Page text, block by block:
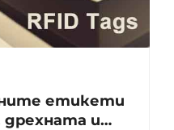
етикети
дрехната и